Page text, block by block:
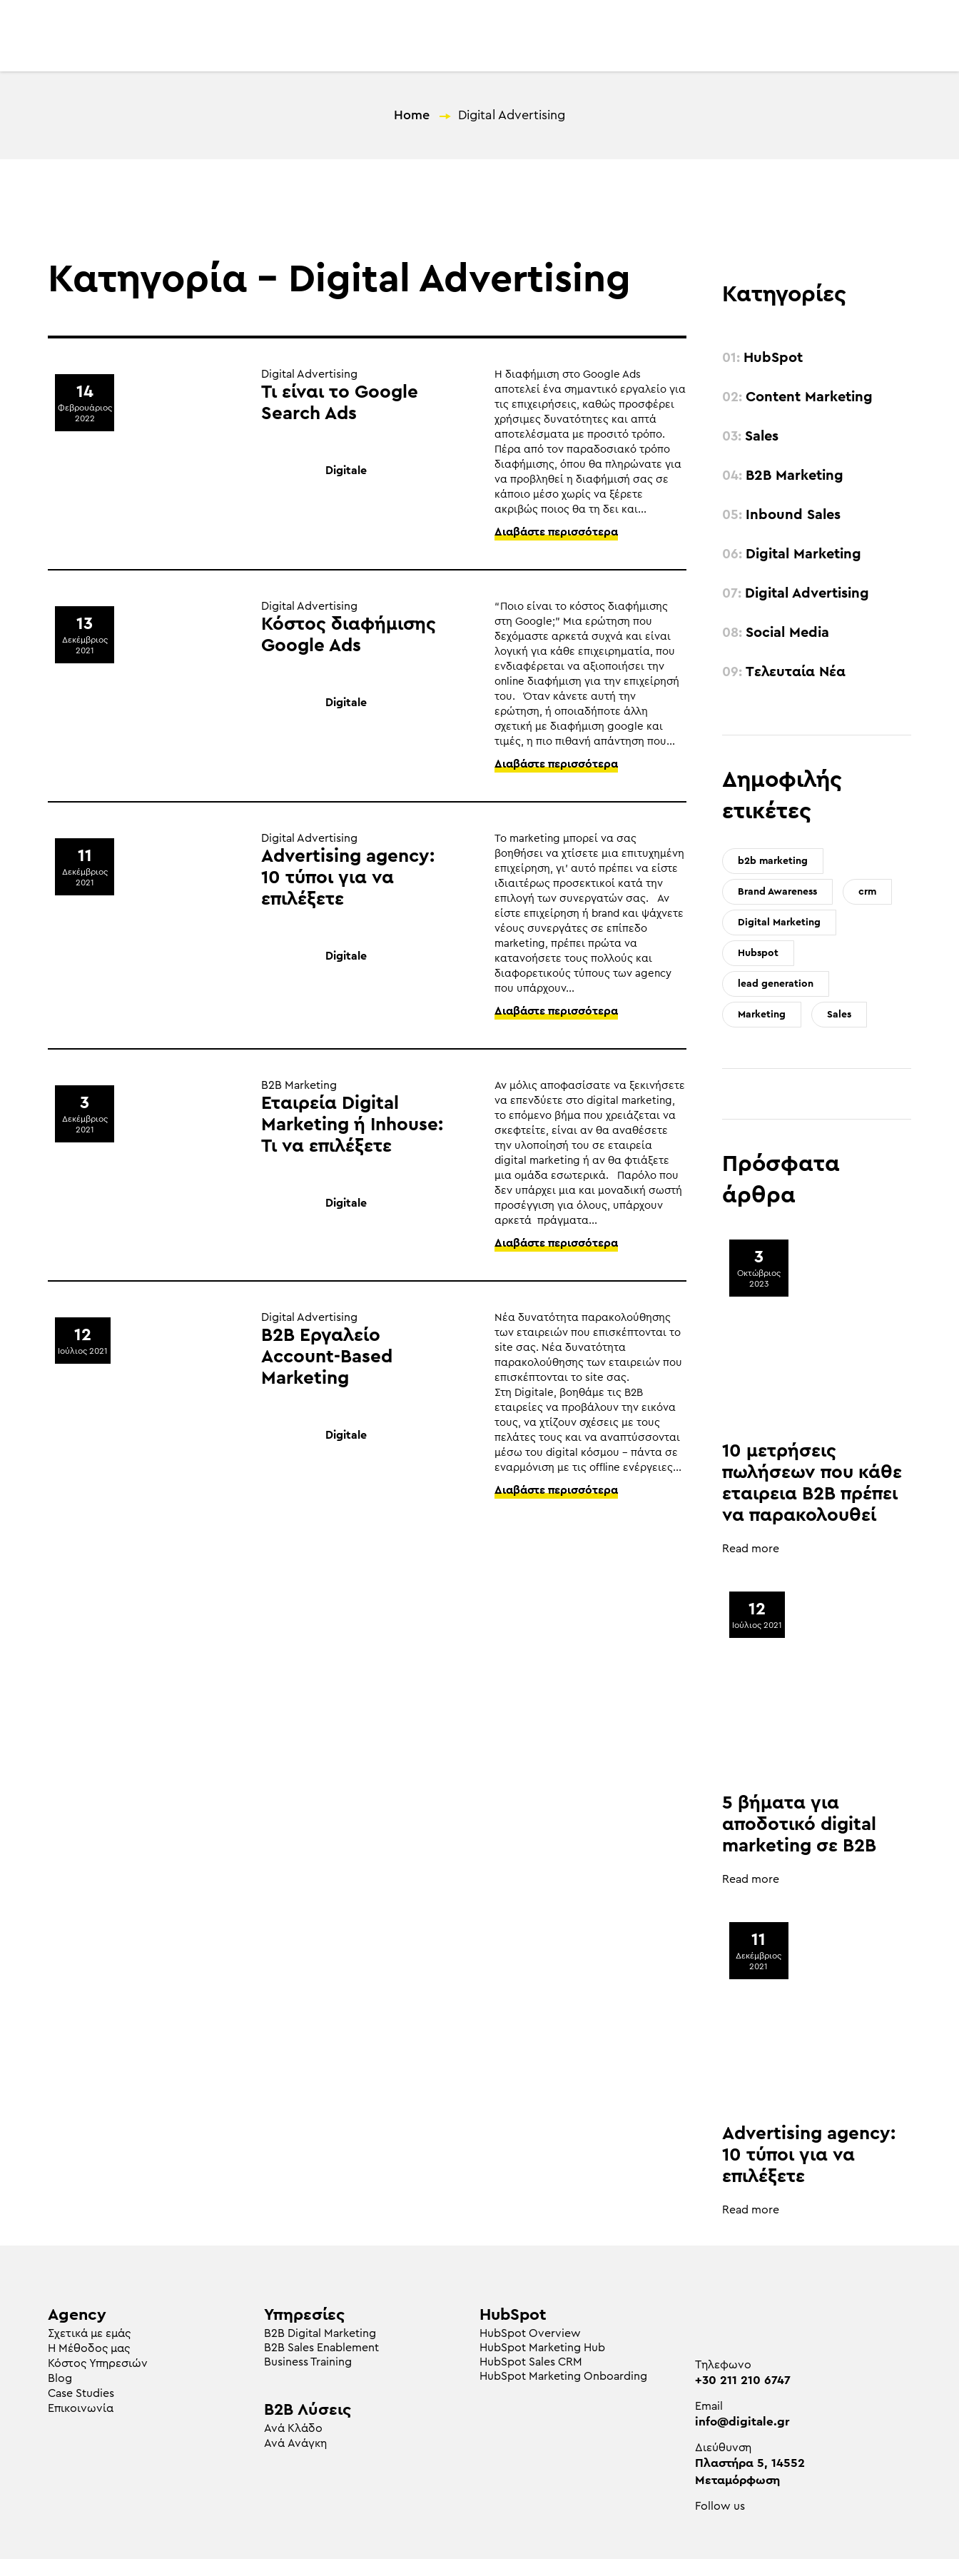
Home — Digital Advertising
Κατηγορία – Digital Advertising
14
Φεβρουάριος
2022
Digital Advertising
Τι είναι το Google
Search Ads
Digitale
Η διαφήμιση στο Google Ads
αποτελεί ένα σημαντικό εργαλείο για
τις επιχειρήσεις, καθώς προσφέρει
χρήσιμες δυνατότητες και απτά
αποτελέσματα με προσιτό τρόπο.
Πέρα από τον παραδοσιακό τρόπο
διαφήμισης, όπου θα πληρώνατε για
να προβληθεί η διαφήμισή σας σε
κάποιο μέσο χωρίς να ξέρετε
ακριβώς ποιος θα τη δει και...
Διαβάστε περισσότερα
13
Δεκέμβριος
2021
Digital Advertising
Κόστος διαφήμισης
Google Ads
Digitale
“Ποιο είναι το κόστος διαφήμισης
στη Google;” Μια ερώτηση που
δεχόμαστε αρκετά συχνά και είναι
λογική για κάθε επιχειρηματία, που
ενδιαφέρεται να αξιοποιήσει την
online διαφήμιση για την επιχείρησή
του. Όταν κάνετε αυτή την
ερώτηση, ή οποιαδήποτε άλλη
σχετική με διαφήμιση google και
τιμές, η πιο πιθανή απάντηση που...
Διαβάστε περισσότερα
11
Δεκέμβριος
2021
Digital Advertising
Advertising agency:
10 τύποι για να
επιλέξετε
Digitale
Το marketing μπορεί να σας
βοηθήσει να χτίσετε μια επιτυχημένη
επιχείρηση, γι’ αυτό πρέπει να είστε
ιδιαιτέρως προσεκτικοί κατά την
επιλογή των συνεργατών σας. Αν
είστε επιχείρηση ή brand και ψάχνετε
νέους συνεργάτες σε επίπεδο
marketing, πρέπει πρώτα να
κατανοήσετε τους πολλούς και
διαφορετικούς τύπους των agency
που υπάρχουν...
Διαβάστε περισσότερα
3
Δεκέμβριος
2021
B2B Marketing
Εταιρεία Digital
Marketing ή Inhouse:
Τι να επιλέξετε
Digitale
Αν μόλις αποφασίσατε να ξεκινήσετε
να επενδύετε στο digital marketing,
το επόμενο βήμα που χρειάζεται να
σκεφτείτε, είναι αν θα αναθέσετε
την υλοποίησή του σε εταιρεία
digital marketing ή αν θα φτιάξετε
μια ομάδα εσωτερικά. Παρόλο που
δεν υπάρχει μια και μοναδική σωστή
προσέγγιση για όλους, υπάρχουν
αρκετά πράγματα...
Διαβάστε περισσότερα
12
Ιούλιος 2021
Digital Advertising
B2B Εργαλείο
Account-Based
Marketing
Digitale
Νέα δυνατότητα παρακολούθησης
των εταιρειών που επισκέπτονται το
site σας. Νέα δυνατότητα
παρακολούθησης των εταιρειών που
επισκέπτονται το site σας.
Στη Digitale, βοηθάμε τις B2B
εταιρείες να προβάλουν την εικόνα
τους, να χτίζουν σχέσεις με τους
πελάτες τους και να αναπτύσσονται
μέσω τoυ digital κόσμου – πάντα σε
εναρμόνιση με τις offline ενέργειες...
Διαβάστε περισσότερα
Κατηγορίες
HubSpot
Content Marketing
Sales
B2B Marketing
Inbound Sales
Digital Marketing
Digital Advertising
Social Media
Tελευταία Nέα
Δημοφιλής
ετικέτες
b2b marketing
Brand Awareness crm
Digital Marketing
Hubspot
lead generation
Marketing Sales
Πρόσφατα
άρθρα
3
Οκτώβριος
2023
10 μετρήσεις
πωλήσεων που κάθε
εταιρεια B2B πρέπει
να παρακολουθεί
Read more
12
Ιούλιος 2021
5 βήματα για
αποδοτικό digital
marketing σε B2B
Read more
11
Δεκέμβριος
2021
Advertising agency:
10 τύποι για να
επιλέξετε
Read more
Agency
Σχετικά με εμάς
Η Μέθοδος μας
Κόστος Υπηρεσιών
Blog
Case Studies
Επικοινωνία
Υπηρεσίες
Β2Β Digital Marketing
B2B Sales Enablement
Business Training
B2B Λύσεις
Ανά Κλάδο
Ανά Ανάγκη
HubSpot
HubSpot Overview
HubSpot Marketing Hub
HubSpot Sales CRM
HubSpot Marketing Onboarding
Τηλεφωνο
+30 211 210 6747
Email
info@digitale.gr
Διεύθυνση
Πλαστήρα 5, 14552
Μεταμόρφωση
Follow us